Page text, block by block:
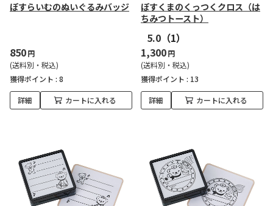
ぽすらいむのぬいぐるみバッジ
850円
(送料別・税込)
獲得ポイント : 8
詳細 カートに入れる
ぽすくまのくっつくクロス（は
ちみつトースト）
5.0 （1）
1,300円
(送料別・税込)
獲得ポイント : 13
詳細 カートに入れる